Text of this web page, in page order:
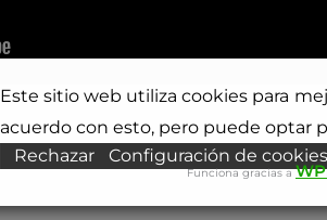
Este sitio web utiliza cookies para
acuerdo con esto, pero puede optar
Rechazar
Configuración de cookies
Funciona gracias a